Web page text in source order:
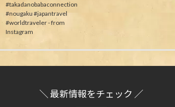
#takadanobabaconnection
#nougaku #japantravel
#worldtraveler - from
Instagram
＼ 最新情報をチェック ／